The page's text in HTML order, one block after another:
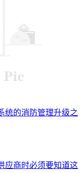
统的消防管理升级之
应商时必须要知道这